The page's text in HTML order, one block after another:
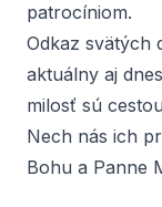
patrocíniom.
Odkaz svätých
aktuálny aj
milosť sú
Nech nás ich
Bohu a Panne